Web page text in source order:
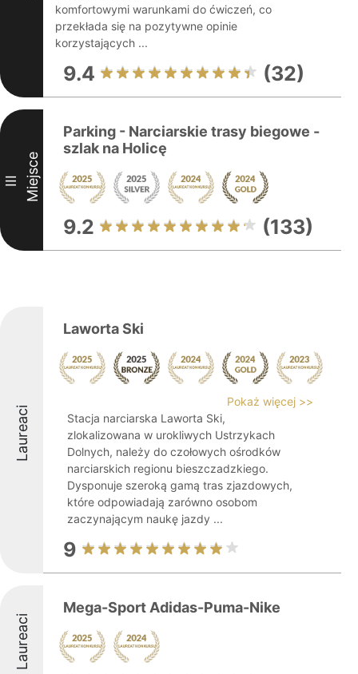
komfortowymi warunkami do ćwiczeń, co
przekłada się na pozytywne opinie
korzystających ...
9.4 (32)
III Miejsce
Parking - Narciarskie trasy biegowe -
szlak na Holicę
9.2 (133)
Laureaci
Laworta Ski
Pokaż więcej >>
Stacja narciarska Laworta Ski,
zlokalizowana w urokliwych Ustrzykach
Dolnych, należy do czołowych ośrodków
narciarskich regionu bieszczadzkiego.
Dysponuje szeroką gamą tras zjazdowych,
które odpowiadają zarówno osobom
zaczynającym naukę jazdy ...
9
Laureaci
Mega-Sport Adidas-Puma-Nike